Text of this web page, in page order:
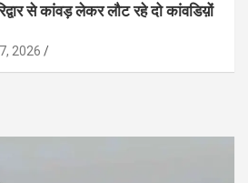
से कांवड़ लेकर लौट रहे दो कांवडिय़ों
2026